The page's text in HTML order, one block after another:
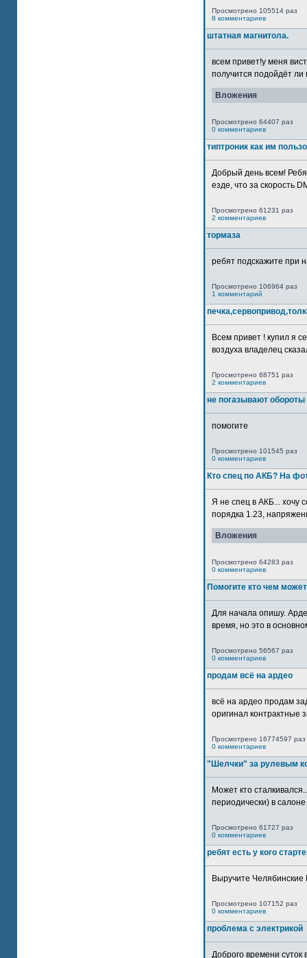
Просмотрено 105514 раз
8 комментариев
штатная магнитола.
всем привет!у меня
получится подойдёт ли
Вложения
Просмотрено 64407 раз
0 комментариев
типтроник как им
Добрый день всем!
езде, что за скорость
Просмотрено 61231 раз
2 комментариев
тормаза
ребят подскажите при
Просмотрено 106964 раз
1 комментарий
Всем привет ! купил я
воздуха владелец
Просмотрено 68751 раз
2 комментариев
не погазывают обороты
помогите
Просмотрено 101545 раз
0 комментариев
Кто спец по АКБ? На
Я не спец в АКБ... хочу
порядка 1.23,
Вложения
Просмотрено 64283 раз
0 комментариев
Помогите кто чем может
Для начала опишу.
время, но это в
Просмотрено 56567 раз
0 комментариев
продам всё на ардео
всё на ардео продам
оригинал контрактные
Просмотрено 16774597 раз
0 комментариев
"Шелчки" за рулевым
Может кто
периодически) в
Просмотрено 61727 раз
0 комментариев
ребят есть у кого
Выручите
Просмотрено 107152 раз
0 комментариев
проблема с электрикой
Доброго времени суток